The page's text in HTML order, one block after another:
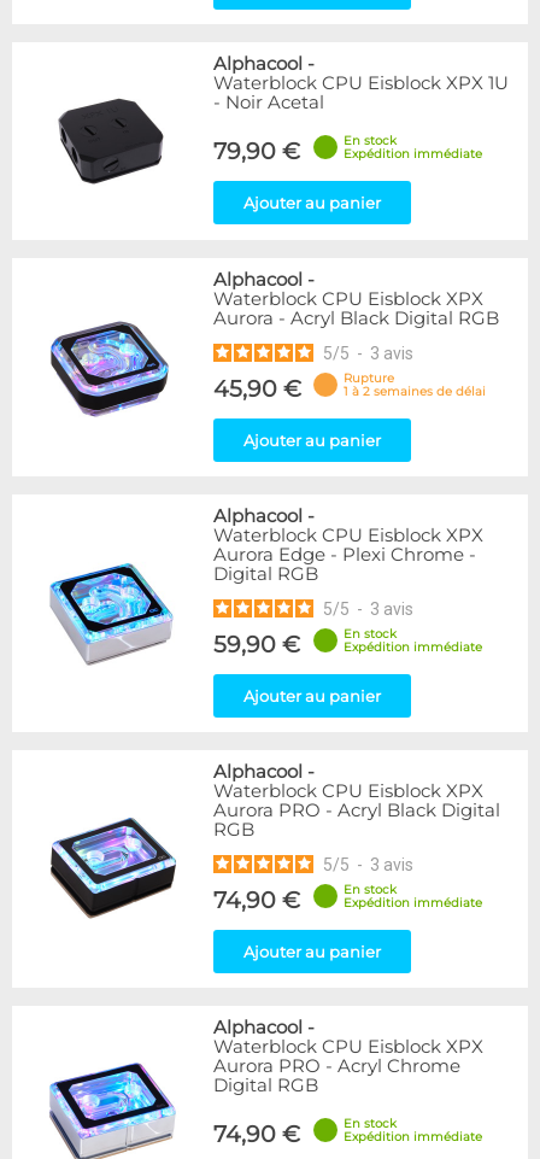
Alphacool -
Waterblock CPU Eisblock XPX 1U
- Noir Acetal
79,90 €
En stock
Expédition immédiate
Ajouter au panier
Alphacool -
Waterblock CPU Eisblock XPX
Aurora - Acryl Black Digital RGB
5/5 - 3 avis
45,90 €
Rupture
1 à 2 semaines de délai
Ajouter au panier
Alphacool -
Waterblock CPU Eisblock XPX
Aurora Edge - Plexi Chrome -
Digital RGB
5/5 - 3 avis
59,90 €
En stock
Expédition immédiate
Ajouter au panier
Alphacool -
Waterblock CPU Eisblock XPX
Aurora PRO - Acryl Black Digital
RGB
5/5 - 3 avis
74,90 €
En stock
Expédition immédiate
Ajouter au panier
Alphacool -
Waterblock CPU Eisblock XPX
Aurora PRO - Acryl Chrome
Digital RGB
74,90 €
En stock
Expédition immédiate